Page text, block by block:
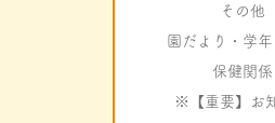
その他
園だより・学年
保健関係
※【重要】お